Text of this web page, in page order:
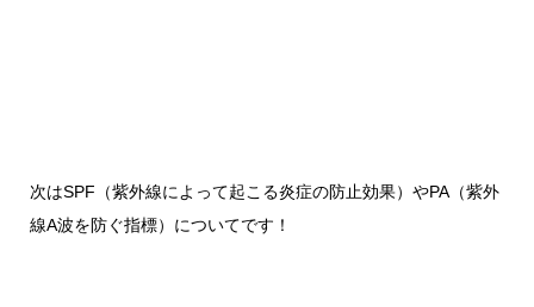
次はSPF（紫外線によって起こる炎症の防止効果） やPA（紫外
線A波を防ぐ指標） についてです！